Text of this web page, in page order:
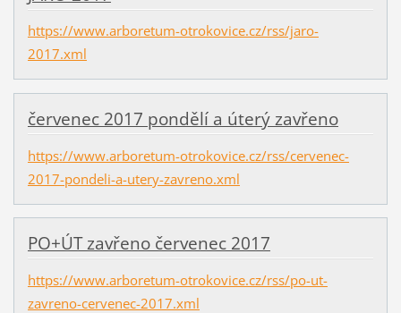
https://www.arboretum-otrokovice.cz/rss/jaro-
2017.xml
červenec 2017 pondělí a úterý zavřeno
https://www.arboretum-otrokovice.cz/rss/cervenec-
2017-pondeli-a-utery-zavreno.xml
PO+ÚT zavřeno červenec 2017
https://www.arboretum-otrokovice.cz/rss/po-ut-
zavreno-cervenec-2017.xml